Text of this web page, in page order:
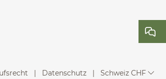
Datenschutz Schweiz CHF